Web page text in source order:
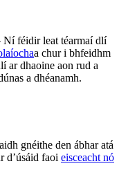
féidir leat téarmaí dlí
a chur i bhfeidhm
ar dhaoine aon rud a
a dhéanamh.
gnéithe den ábhar atá
d’úsáid faoi eisceacht nó